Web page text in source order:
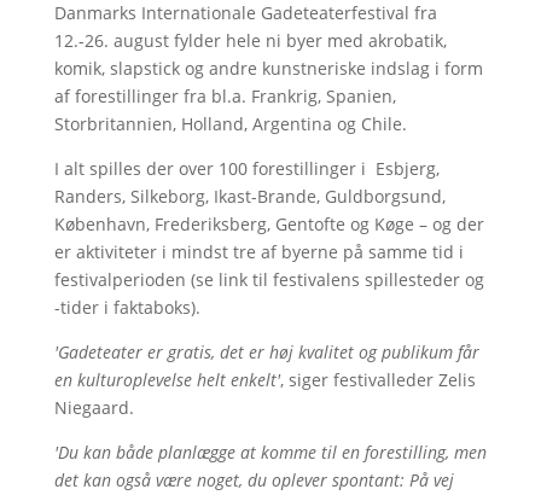
Danmarks Internationale Gadeteaterfestival fra
12.-26. august fylder hele ni byer med akrobatik,
komik, slapstick og andre kunstneriske indslag i form
af forestillinger fra bl.a. Frankrig, Spanien,
Storbritannien, Holland, Argentina og Chile.
I alt spilles der over 100 forestillinger i Esbjerg,
Randers, Silkeborg, Ikast-Brande, Guldborgsund,
København, Frederiksberg, Gentofte og Køge – og der
er aktiviteter i mindst tre af byerne på samme tid i
festivalperioden (se link til festivalens spillesteder og
-tider i faktaboks).
'Gadeteater er gratis, det er høj kvalitet og publikum får
en kulturoplevelse helt enkelt', siger festivalleder Zelis
Niegaard.
'Du kan både planlægge at komme til en forestilling, men
det kan også være noget, du oplever spontant: På vej